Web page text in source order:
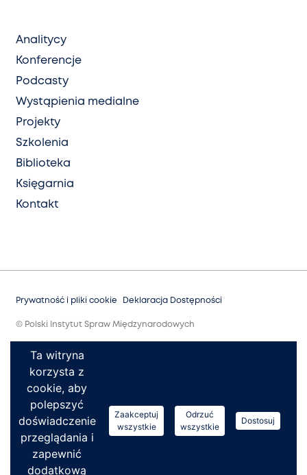
Analitycy
Konferencje
Podcasty
Wystąpienia medialne
Projekty
Szkolenia
Biblioteka
Księgarnia
Kontakt
Prywatność i pliki cookie Deklaracja Dostępności
© Polski Instytut Spraw Międzynarodowych
Ta witryna
korzysta z
cookie, aby
polepszyć
doświadczenie
przeglądania i
zapewnić
dodatkową
Zaakceptuj
wszystkie
Odrzuć
wszystkie
Dostosuj